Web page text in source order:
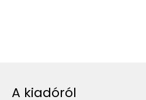
A kiadóról